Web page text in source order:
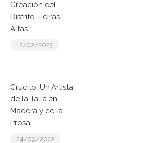
Creación del
Distrito Tierras
Altas
12/02/2023
Crucito, Un Artista
de la Talla en
Madera y de la
Prosa
24/09/2022